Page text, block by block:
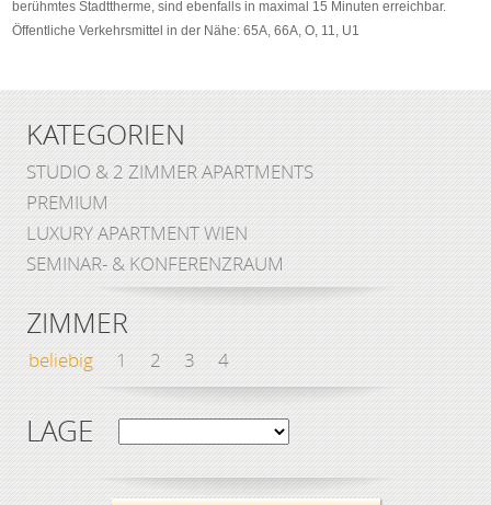
berühmtes Stadttherme, sind ebenfalls in maximal 15 Minuten erreichbar.
Öffentliche Verkehrsmittel in der Nähe: 65A, 66A, O, 11, U1
KATEGORIEN
STUDIO & 2 ZIMMER APARTMENTS
PREMIUM
LUXURY APARTMENT WIEN
SEMINAR- & KONFERENZRAUM
ZIMMER
beliebig 1 2 3 4
LAGE